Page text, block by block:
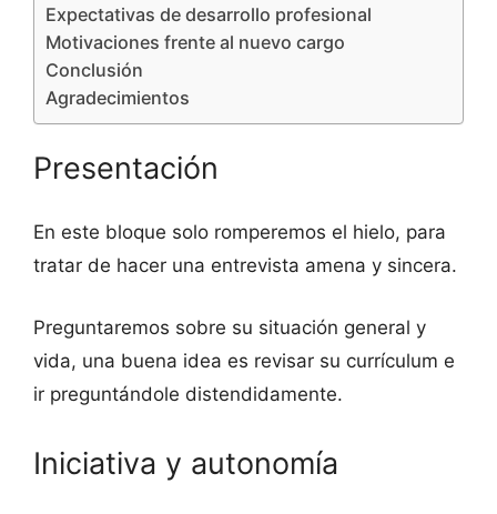
Expectativas de desarrollo profesional
Motivaciones frente al nuevo cargo
Conclusión
Agradecimientos
Presentación
En este bloque solo romperemos el hielo, para
tratar de hacer una entrevista amena y sincera.
Preguntaremos sobre su situación general y
vida, una buena idea es revisar su currículum e
ir preguntándole distendidamente.
Iniciativa y autonomía